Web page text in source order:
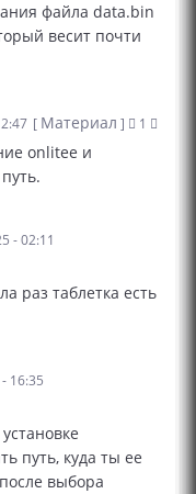
файла data.bin
весит почти
[ Материал ] 1
onlitee и
- 02:11
раз таблетка есть
16:35
путь, куда ты ее
выбора